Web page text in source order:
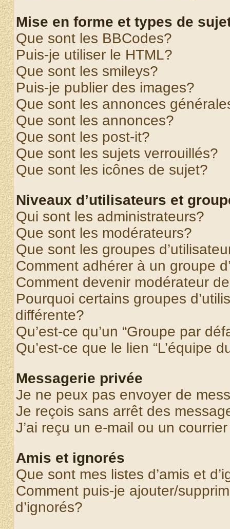
Mise en forme et types de
Que sont les BBCodes?
Puis-je utiliser le HTML?
Que sont les smileys?
Puis-je publier des images?
Que sont les annonces
Que sont les annonces?
Que sont les post-it?
Que sont les sujets verrouillés?
Que sont les icônes de sujet?
Niveaux d’utilisateurs et
Qui sont les administrateurs?
Que sont les modérateurs?
Que sont les groupes
Comment adhérer à un groupe
Comment devenir modérateur
Pourquoi certains groupes
différente?
Qu’est-ce qu’un “Groupe par
Qu’est-ce que le lien “L’équipe
Messagerie privée
Je ne peux pas envoyer de
Je reçois sans arrêt des
J’ai reçu un e-mail ou un
Amis et ignorés
Que sont mes listes d’amis et
Comment puis-je ajouter/
d’ignorés?